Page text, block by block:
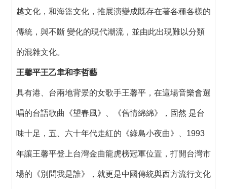
越文化，和海盜文化，推展演變成既存在著各種各樣的
傳統，與不斷 變化的現代潮流，並由此出現難以分類
的混雜文化。
王馨平王乙聿和李哲藝
具有港、台兩地背景的女歌手王馨平，在這場音樂會選
唱的台語歌曲《望春風》、《舊情綿綿》，固然 是台
味十足，五、六十年代走紅的《綠島小夜曲》、1993
年讓王馨平登上台灣金曲龍虎榜冠軍位置，打開台灣市
場的《別問我是誰》，就更是中國傳統與西方流行文化